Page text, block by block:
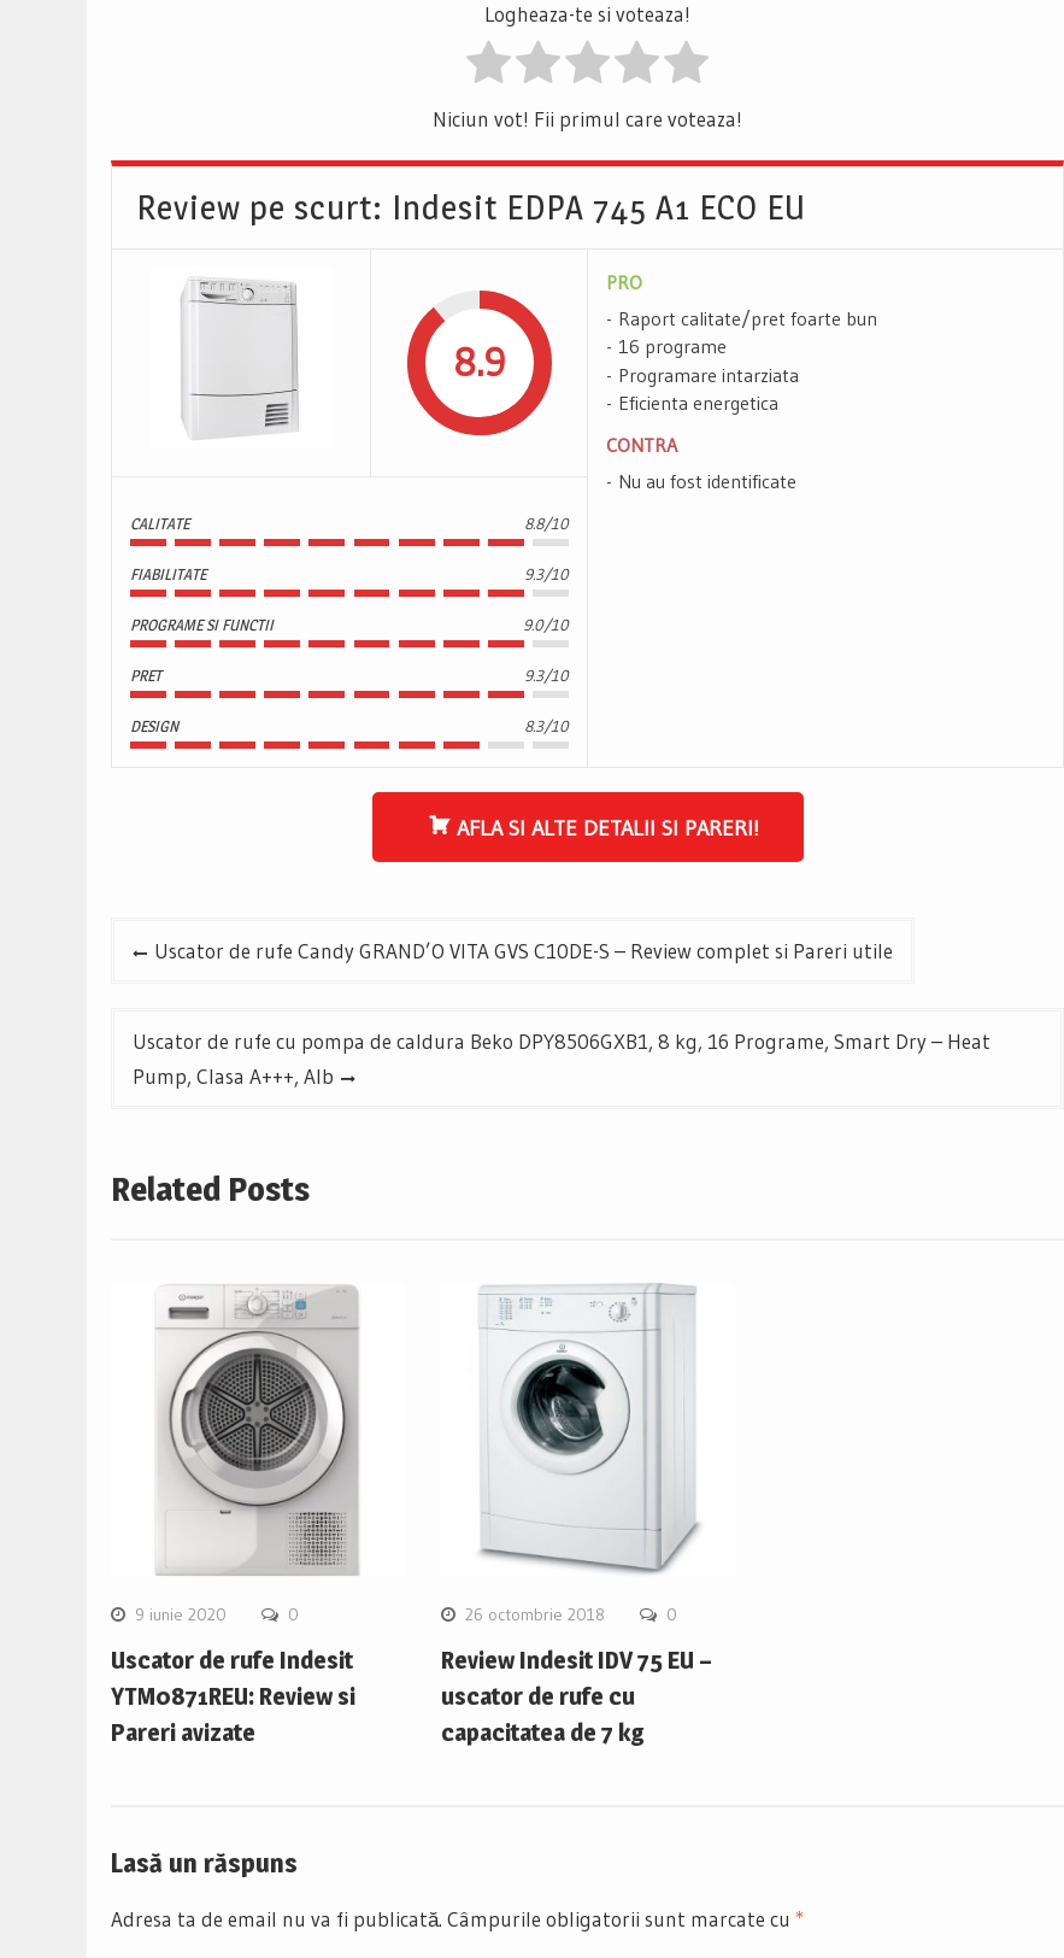
Logheaza-te si voteaza!
Niciun vot! Fii primul care voteaza!
Review pe scurt: Indesit EDPA 745 A1 ECO EU
8.9
CALITATE 8.8/10
FIABILITATE 9.3/10
PROGRAME SI FUNCTII 9.0/10
PRET 9.3/10
DESIGN 8.3/10
PRO
Raport calitate/pret foarte bun
16 programe
Programare intarziata
Eficienta energetica
CONTRA
Nu au fost identificate
AFLA SI ALTE DETALII SI PARERI!
Navigare
articole
Uscator de rufe Candy GRAND’O VITA GVS C10DE-S – Review complet si Pareri utile
Uscator de rufe cu pompa de caldura Beko DPY8506GXB1, 8 kg, 16 Programe, Smart Dry – Heat
Pump, Clasa A+++, Alb
Related Posts
9 iunie 2020 0
Uscator de rufe Indesit
YTM0871REU: Review si
Pareri avizate
26 octombrie 2018 0
Review Indesit IDV 75 EU –
uscator de rufe cu
capacitatea de 7 kg
Lasă un răspuns
Adresa ta de email nu va fi publicată. Câmpurile obligatorii sunt marcate cu *